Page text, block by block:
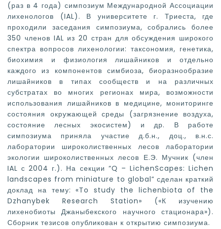
(раз в 4 года) симпозиум Международной Ассоциации
лихенологов (IAL). В университете г. Триеста, где
проходили заседания симпозиума, собрались более
350 членов IAL из 20 стран для обсуждения широкого
спектра вопросов лихенологии: таксономия, генетика,
биохимия и физиология лишайников и отдельно
каждого из компонентов симбиоза, биоразнообразие
лишайников в типах сообществ и на различных
субстратах во многих регионах мира, возможности
использования лишайников в медицине, мониторинге
состояния окружающей среды (загрязнение воздуха,
состояние лесных экосистем) и др. В работе
симпозиума приняла участие д.б.н., доц., в.н.с.
лаборатории широколиственных лесов лаборатории
экологии широколиственных лесов Е.Э. Мучник (член
IAL с 2004 г.). На секции “Q – LichenScapes: Lichen
landscapes from miniature to global” сделан краткий
доклад на тему: «To study the lichenbiota of the
Dzhanybek Research Station» («К изучению
лихенобиоты Джаныбекского научного стационара»).
Сборник тезисов опубликован к открытию симпозиума.